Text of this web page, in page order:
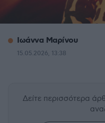
Ιωάννα Μαρίνου
15.05.2026, 13:38
Δείτε περισσότερα